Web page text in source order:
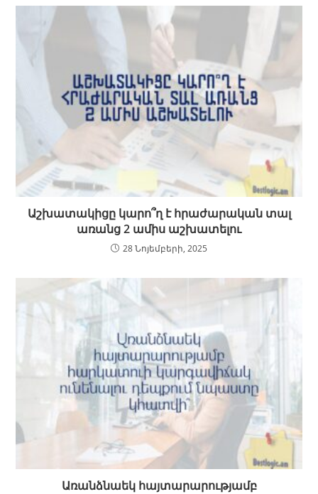
Աշխատակիցը կարո՞ղ է հրաժարական տալ
առանց 2 ամիս աշխատելու
28 Նոյեմբերի, 2025
Առանձնաեկ հայտարարությամբ